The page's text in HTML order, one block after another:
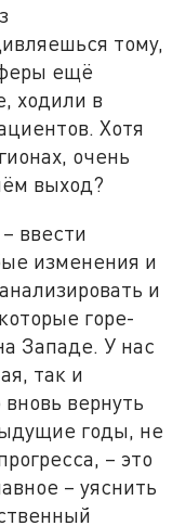
тому,
ещё
ходили в
Хотя
очень
выход?
ввести
изменения и
и
горе-
Западе. У нас
так и
вернуть
годы, не
– это
– уяснить